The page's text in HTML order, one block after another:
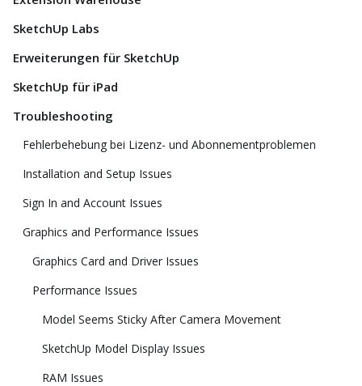
SketchUp Labs
Erweiterungen für SketchUp
SketchUp für iPad
Troubleshooting
Fehlerbehebung bei Lizenz- und Abonnementproblemen
Installation and Setup Issues
Sign In and Account Issues
Graphics and Performance Issues
Graphics Card and Driver Issues
Performance Issues
Model Seems Sticky After Camera Movement
SketchUp Model Display Issues
RAM Issues